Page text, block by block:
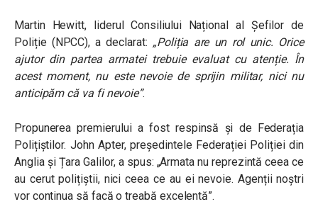
Martin Hewitt, liderul Consiliului Național al Șefilor de
Poliție (NPCC), a declarat: „Poliția are un rol unic. Orice
ajutor din partea armatei trebuie evaluat cu atenție. În
acest moment, nu este nevoie de sprijin militar, nici nu
anticipăm că va fi nevoie”.
Propunerea premierului a fost respinsă și de Federația
Polițiștilor. John Apter, președintele Federației Poliției din
Anglia și Țara Galilor, a spus: „Armata nu reprezintă ceea ce
au cerut polițiștii, nici ceea ce au ei nevoie. Agenții noștri
vor continua să facă o treabă excelentă”.